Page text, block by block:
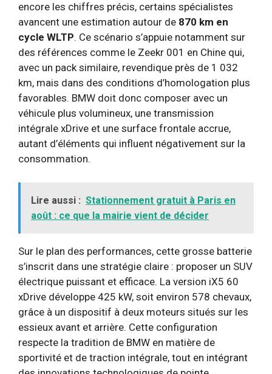
encore les chiffres précis, certains spécialistes
avancent une estimation autour de 870 km en
cycle WLTP. Ce scénario s’appuie notamment sur
des références comme le Zeekr 001 en Chine qui,
avec un pack similaire, revendique près de 1 032
km, mais dans des conditions d’homologation plus
favorables. BMW doit donc composer avec un
véhicule plus volumineux, une transmission
intégrale xDrive et une surface frontale accrue,
autant d’éléments qui influent négativement sur la
consommation.
Lire aussi : Stationnement gratuit à Paris en
août : ce que la mairie vient de décider
Sur le plan des performances, cette grosse batterie
s’inscrit dans une stratégie claire : proposer un SUV
électrique puissant et efficace. La version iX5 60
xDrive développe 425 kW, soit environ 578 chevaux,
grâce à un dispositif à deux moteurs situés sur les
essieux avant et arrière. Cette configuration
respecte la tradition de BMW en matière de
sportivité et de traction intégrale, tout en intégrant